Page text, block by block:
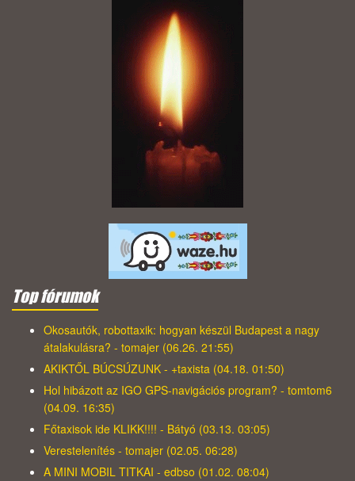
Top fórumok
Okosautók, robottaxik: hogyan készül Budapest a nagy
átalakulásra? - tomajer (06.26. 21:55)
AKIKTŐL BÚCSÚZUNK - +taxista (04.18. 01:50)
Hol hibázott az IGO GPS-navigációs program? - tomtom6
(04.09. 16:35)
Főtaxisok ide KLIKK!!!! - Bátyó (03.13. 03:05)
Verestelenítés - tomajer (02.05. 06:28)
A MINI MOBIL TITKAI - edbso (01.02. 08:04)